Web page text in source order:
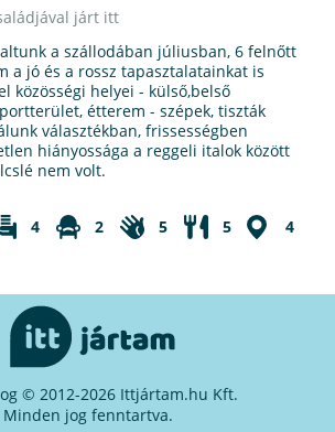
járt itt
a szállodában júliusban, 6 felnőtt
a jó és a rossz tapasztalatainkat is
közösségi helyei - külső,belső
étterem - szépek, tiszták
választékban, frissességben
hiányossága a reggeli italok között
nem volt.
4 2 5 5 4
© 2012-2026 Ittjártam.hu Kft.
Minden jog fenntartva.